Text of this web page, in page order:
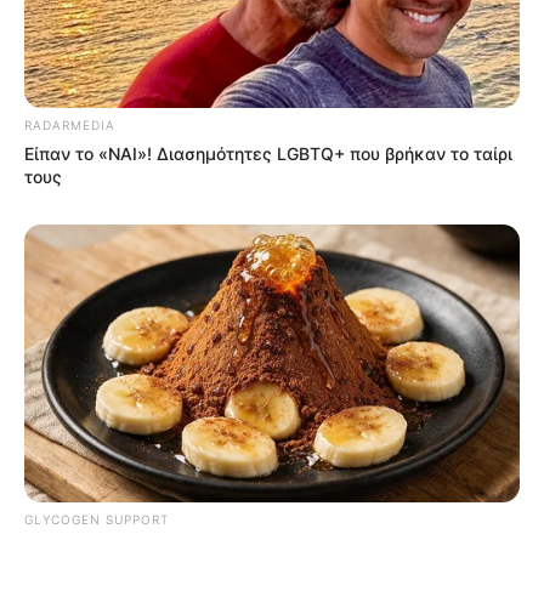
ΤΑΥΤΟΤΗΤΑ ΚΑΙ ΕΠΙΚΟΙΝΩΝΙΑ ΟΡΟΙ ΧΡΗΣΗΣ
© 2025 EVIANEWS του Γιώργου Κουτσελίνη
RADARMEDIA
Είπαν το «ΝΑΙ»! Διασημότητες LGBTQ+ που βρήκαν το ταίρι
τους
GLYCOGEN SUPPORT